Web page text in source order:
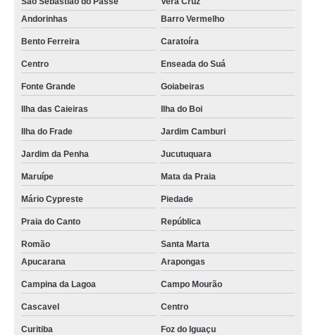
Andorinhas
Barro Vermelho
Bento Ferreira Caratoíra
Centro Enseada do Suá
Fonte Grande Goiabeiras
Ilha das Caieiras Ilha do Boi
Ilha do Frade Jardim Camburi
Jardim da Penha Jucutuquara
Maruípe Mata da Praia
Mário Cypreste Piedade
Praia do Canto República
Romão
Santa Marta
Apucarana
Arapongas
Campina da Lagoa Campo Mourão
Cascavel Centro
Curitiba Foz do Iguaçu